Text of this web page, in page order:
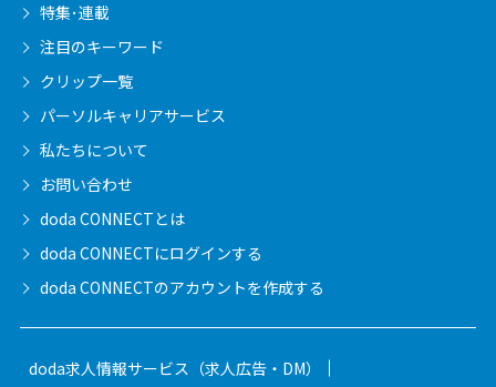
特集･連載
注目のキーワード
クリップ一覧
パーソルキャリアサービス
私たちについて
お問い合わせ
doda CONNECTとは
doda CONNECTにログインする
doda CONNECTのアカウントを作成する
doda求人情報サービス（求人広告・DM）